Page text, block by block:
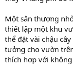
Một sân thượng
thiết lập một khu
thể đặt vài chậu
tưởng cho vườn
thích hợp với